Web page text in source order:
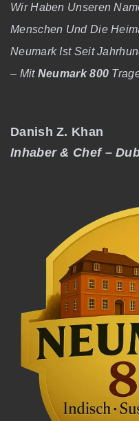
Wir Haben Unseren
Menschen Und Die
Neumark Ist Seit
– Mit Neumark 800
Danish Z. Khan
Inhaber & Chef –